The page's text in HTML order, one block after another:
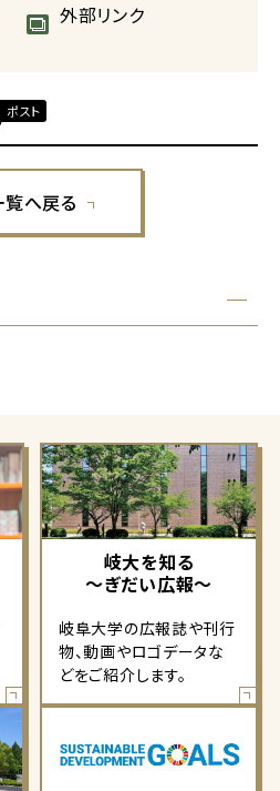
外部リンク
ポスト
覧へ戻る
岐大を知る
～ぎだい広報～
岐阜大学の広報誌や刊行
物、動画やロゴデータな
どをご紹介します。